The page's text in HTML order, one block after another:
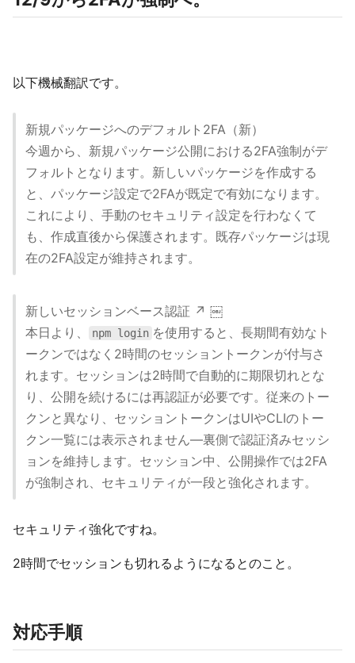
以下機械翻訳です。
新規パッケージへのデフォルト2FA（新）
今週から、新規パッケージ公開における2FA強制がデ
フォルトとなります。新しいパッケージを作成する
と、パッケージ設定で2FAが既定で有効になります。
これにより、手動のセキュリティ設定を行わなくて
も、作成直後から保護されます。既存パッケージは現
在の2FA設定が維持されます。
新しいセッションベース認証 ↗ ￼
本日より、‎
npm login を使用すると、長期間有効なト
ークンではなく2時間のセッショントークンが付与さ
れます。セッションは2時間で自動的に期限切れとな
り、公開を続けるには再認証が必要です。従来のトー
クンと異なり、セッショントークンはUIやCLIのトー
クン一覧には表示されません—裏側で認証済みセッシ
ョンを維持します。セッション中、公開操作では2FA
が強制され、セキュリティが一段と強化されます。
セキュリティ強化ですね。
2時間でセッションも切れるようになるとのこと。
対応手順